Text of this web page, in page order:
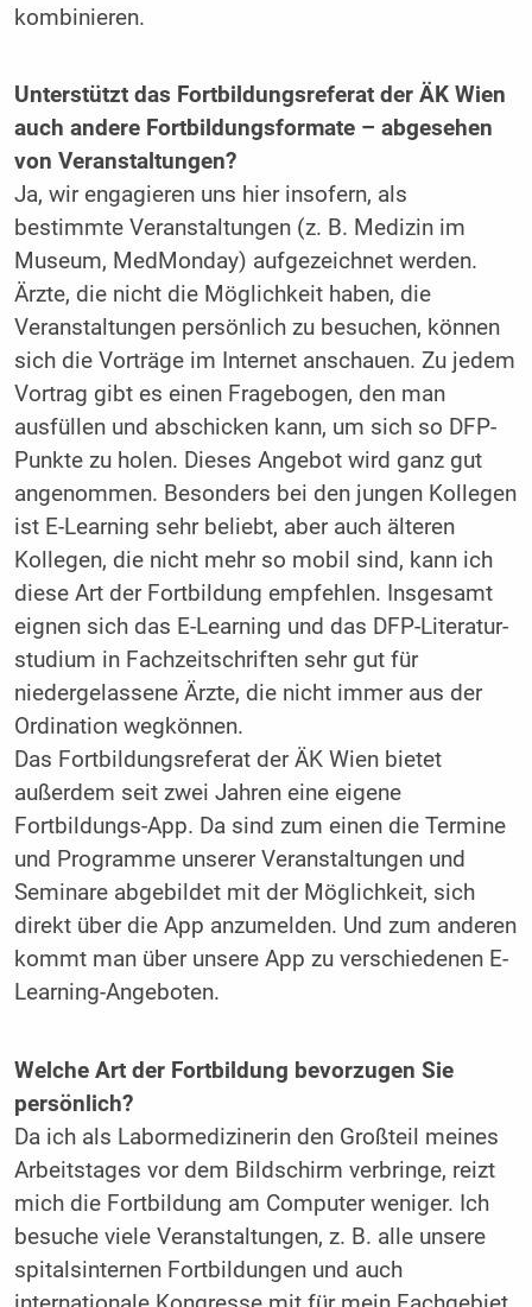
kombinieren.
Unterstützt das Fortbildungsreferat der ÄK Wien
auch andere ­Fortbildungs­formate – abgesehen
von ­Veranstaltungen?
Ja, wir engagieren uns hier insofern, als
bestimmte Veranstaltungen (z. B. Medizin im
Museum, MedMonday) aufgezeichnet werden.
Ärzte, die nicht die Möglichkeit haben, die
Veranstaltungen persönlich zu besuchen, können
sich die Vorträge im Internet anschauen. Zu jedem
Vortrag gibt es einen Fragebogen, den man
ausfüllen und abschicken kann, um sich so DFP-
Punkte zu holen. Dieses Angebot wird ganz gut
angenommen. Besonders bei den jungen Kollegen
ist E-Learning sehr beliebt, aber auch älteren
Kollegen, die nicht mehr so mobil sind, kann ich
diese Art der Fortbildung empfehlen. Insgesamt
eignen sich das E-Learning und das DFP-Literatur­
studium in Fachzeitschriften sehr gut für
niedergelassene Ärzte, die nicht immer aus der
Ordination wegkönnen.
Das Fortbildungsreferat der ÄK Wien bietet
außerdem seit zwei Jahren eine eigene
Fortbildungs-App. Da sind zum einen die Termine
und Programme unserer Veranstaltungen und
Seminare abgebildet mit der Möglichkeit, sich
direkt über die App anzumelden. Und zum anderen
kommt man über unsere App zu verschiedenen E-
Learning-Angeboten.
Welche Art der Fortbildung bevorzugen Sie
persönlich?
Da ich als Labormedizinerin den Großteil meines
Arbeitstages vor dem Bildschirm verbringe, reizt
mich die Fortbildung am Computer weniger. Ich
besuche viele Veranstaltungen, z. B. alle unsere
spitalsinternen Fortbildungen und auch